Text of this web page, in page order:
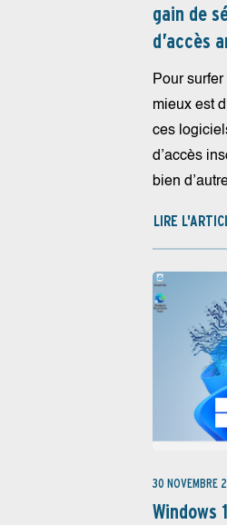
gain de
d’accès
Pour
mieux est
ces
d’accès
bien
LIRE
30 NOVEMBRE
Windows